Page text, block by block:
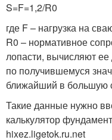
S=F=1,2/R0
где F – нагрузка на
R0 – нормативное
лопасти, вычисляют
по получившемуся
ближайший в большую
Такие данные нужно
калькулятор
hixez.ligetok.ru.net